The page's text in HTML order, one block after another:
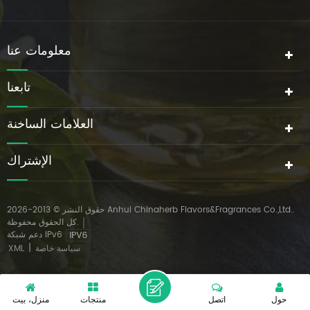
معلومات عنا
تابعنا
العلامات الساخنة
الإشتراك
حقوق النشر © 2013-2026 Anhui Chinaherb Flavors&Fragrances Co.,Ltd..
كل الحقوق محفوظة.
دعم شبكة IPv6
XML | سياسة خاصة
منزل، بيت منتجات حول اتصل